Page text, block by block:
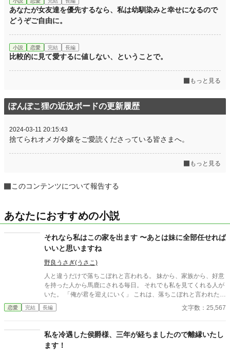
あなたが女友達を優先するなら、私は幼馴染みと幸せになるので
どうぞご自由に。
小説 恋愛 完結 長編
比較的に見て愛するに値しない、ということで。
もっと見る
ぽんぽこ狸の近況ボードの更新履歴
2024-03-11 20:15:43
捨てられオメガ令嬢をご愛読くださっている皆さまへ。
もっと見る
このコンテンツについて報告する
あなたにおすすめの小説
それなら私はこの家を出ます 〜あとは妹に全部任せれば
いいと思いますね
野良うさぎ(うさこ)
人と違うだけで落ちこぼれと言われる。 妹から、家族から、好意
を持った人から馬鹿にされる毎日。 それでも私を見てくれる人が
いた。 「俺が君を迎えにいく」 これは、落ちこぼれと言われた私
が、極悪当主と婚約させられそうになったと思ったら、運命の人
と巡り会えた話。 異能、シンデレラ、溺愛 ※一応初期バージョン
まぁまで書いてありましたね。 ただ、設定やプロット、キャラ、
口調を変えたので、続きは書けなくないですが、超時間かかりま
す。 ご要望が多ければ、続き書きますね。
恋愛 完結 長編 文字数：25,567
私を冷遇した侯爵様、三年が経ちましたので離縁いたし
ます！